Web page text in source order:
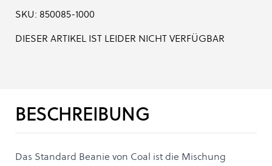
SKU: 850085-1000
DIESER ARTIKEL IST LEIDER NICHT VERFÜGBAR
BESCHREIBUNG
Das Standard Beanie von Coal ist die Mischung